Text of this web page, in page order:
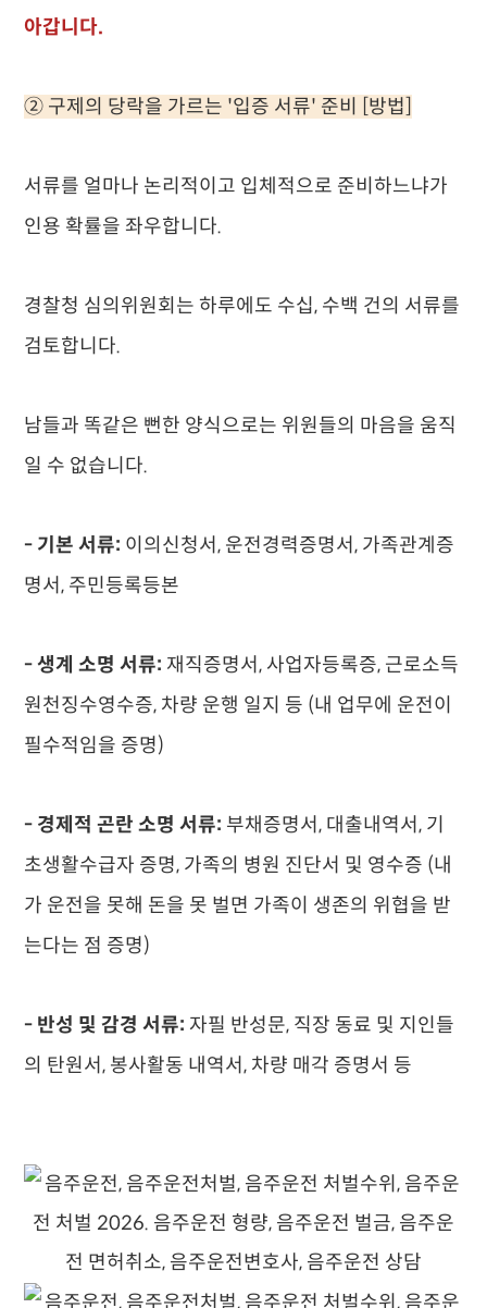
아갑니다.
② 구제의 당락을 가르는 '입증 서류' 준비 [방법]
서류를 얼마나 논리적이고 입체적으로 준비하느냐가
인용 확률을 좌우합니다.
경찰청 심의위원회는 하루에도 수십, 수백 건의 서류를
검토합니다.
남들과 똑같은 뻔한 양식으로는 위원들의 마음을 움직
일 수 없습니다.
- 기본 서류: 이의신청서, 운전경력증명서, 가족관계증
명서, 주민등록등본
- 생계 소명 서류: 재직증명서, 사업자등록증, 근로소득
원천징수영수증, 차량 운행 일지 등 (내 업무에 운전이
필수적임을 증명)
- 경제적 곤란 소명 서류: 부채증명서, 대출내역서, 기
초생활수급자 증명, 가족의 병원 진단서 및 영수증 (내
가 운전을 못해 돈을 못 벌면 가족이 생존의 위협을 받
는다는 점 증명)
- 반성 및 감경 서류: 자필 반성문, 직장 동료 및 지인들
의 탄원서, 봉사활동 내역서, 차량 매각 증명서 등